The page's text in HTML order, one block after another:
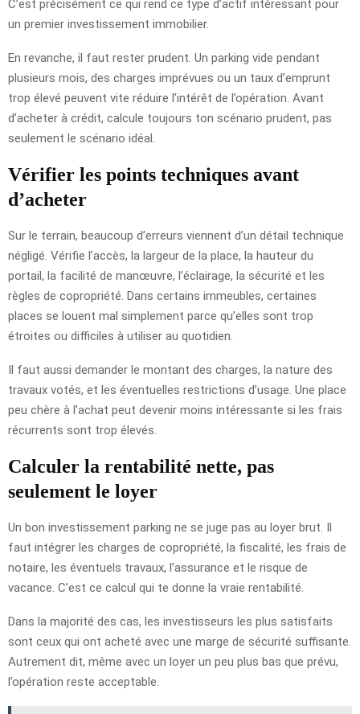
C’est précisément ce qui rend ce type d’actif intéressant pour
un premier investissement immobilier.
En revanche, il faut rester prudent. Un parking vide pendant
plusieurs mois, des charges imprévues ou un taux d’emprunt
trop élevé peuvent vite réduire l’intérêt de l’opération. Avant
d’acheter à crédit, calcule toujours ton scénario prudent, pas
seulement le scénario idéal.
Vérifier les points techniques avant
d’acheter
Sur le terrain, beaucoup d’erreurs viennent d’un détail technique
négligé. Vérifie l’accès, la largeur de la place, la hauteur du
portail, la facilité de manœuvre, l’éclairage, la sécurité et les
règles de copropriété. Dans certains immeubles, certaines
places se louent mal simplement parce qu’elles sont trop
étroites ou difficiles à utiliser au quotidien.
Il faut aussi demander le montant des charges, la nature des
travaux votés, et les éventuelles restrictions d’usage. Une place
peu chère à l’achat peut devenir moins intéressante si les frais
récurrents sont trop élevés.
Calculer la rentabilité nette, pas
seulement le loyer
Un bon investissement parking ne se juge pas au loyer brut. Il
faut intégrer les charges de copropriété, la fiscalité, les frais de
notaire, les éventuels travaux, l’assurance et le risque de
vacance. C’est ce calcul qui te donne la vraie rentabilité.
Dans la majorité des cas, les investisseurs les plus satisfaits
sont ceux qui ont acheté avec une marge de sécurité suffisante.
Autrement dit, même avec un loyer un peu plus bas que prévu,
l’opération reste acceptable.